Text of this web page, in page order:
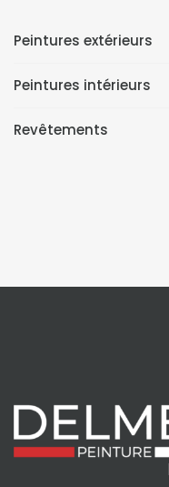
Peintures extérieurs
Peintures intérieurs
Revêtements